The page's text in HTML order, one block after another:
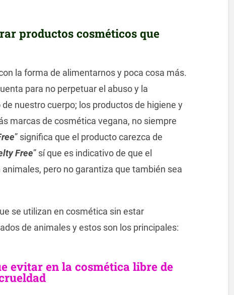
productos cosméticos que
la forma de alimentarnos y poca cosa más.
para no perpetuar el abuso y la
nuestro cuerpo; los productos de higiene y
marcas de cosmética vegana, no siempre
” significa que el producto carezca de
Free” sí que es indicativo de que el
pero no garantiza que también sea
se utilizan en cosmética sin estar
de animales y estos son los principales:
evitar en la cosmética libre de